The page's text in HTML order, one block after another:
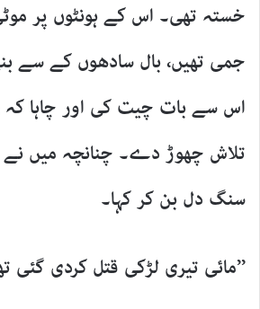
خستہ تھی۔ اس کے ہونٹوں پر
جمی تھیں، بال سادھوں کے سے
اس سے بات چیت کی اور چاہا کہ
تلاش چھوڑ دے۔ چنانچہ میں
سنگ دل بن کر کہا۔
’’مائی تیری لڑکی قتل کردی گئی